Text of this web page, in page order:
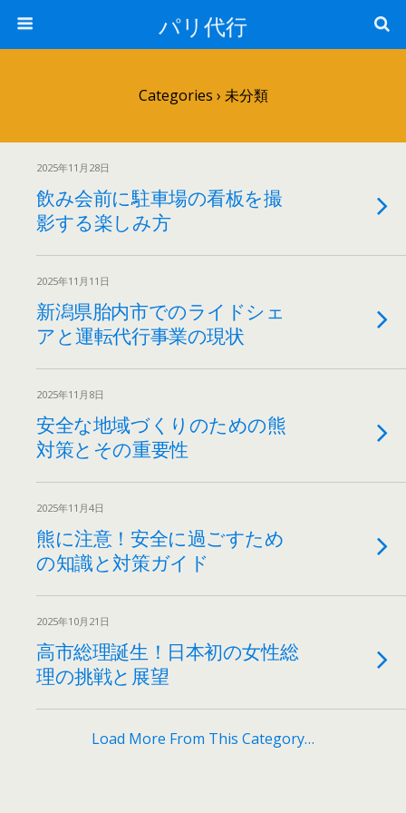
パリ代行
Categories › 未分類
2025年11月28日
飲み会前に駐車場の看板を撮
影する楽しみ方
2025年11月11日
新潟県胎内市でのライドシェ
アと運転代行事業の現状
2025年11月8日
安全な地域づくりのための熊
対策とその重要性
2025年11月4日
熊に注意！安全に過ごすため
の知識と対策ガイド
2025年10月21日
高市総理誕生！日本初の女性総
理の挑戦と展望
Load More From This Category…